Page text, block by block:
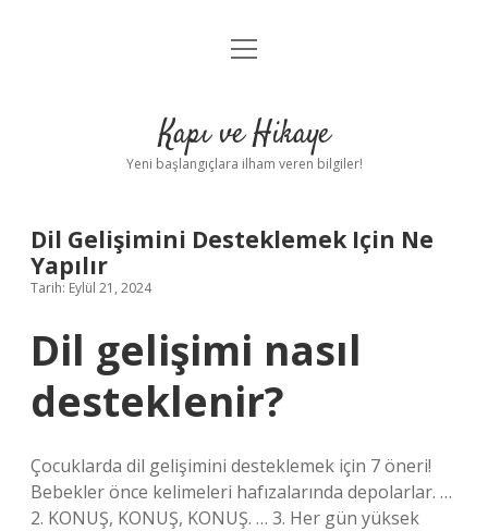
Anasayfa
Yasal Uyarı
menüyü
Kapı ve Hikaye
Yeni başlangıçlara ilham veren bilgiler!
Dil Gelişimini Desteklemek Için Ne
Yapılır
Tarih: Eylül 21, 2024
Dil gelişimi nasıl
desteklenir?
Çocuklarda dil gelişimini desteklemek için 7 öneri!
Bebekler önce kelimeleri hafızalarında depolarlar. …
2. KONUŞ, KONUŞ, KONUŞ. … 3. Her gün yüksek